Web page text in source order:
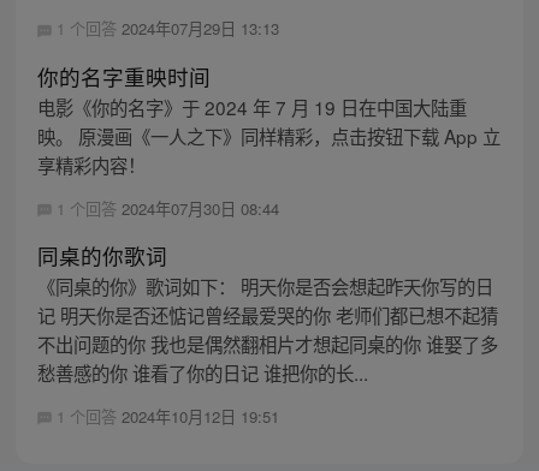
1 个回答 2024年07月29日 13:13
你的名字重映时间
电影《你的名字》于 2024 年 7 月 19 日在中国大陆重
映。 原漫画《一人之下》同样精彩，点击按钮下载 App 立
享精彩内容！
1 个回答 2024年07月30日 08:44
同桌的你歌词
《同桌的你》歌词如下： 明天你是否会想起昨天你写的日
记 明天你是否还惦记曾经最爱哭的你 老师们都已想不起猜
不出问题的你 我也是偶然翻相片才想起同桌的你 谁娶了多
愁善感的你 谁看了你的日记 谁把你的长...
1 个回答 2024年10月12日 19:51